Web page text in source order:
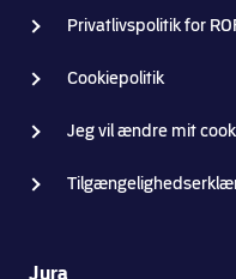
Privatlivspolitik for
Cookiepolitik
Jeg vil ændre mit
Jura